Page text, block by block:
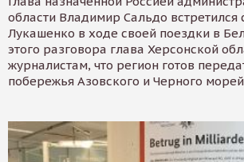
области Владимир Сальдо
Лукашенко в ходе своей поездки в
этого разговора глава Херсонской
журналистам, что регион готов
побережья Азовского и Черного морей